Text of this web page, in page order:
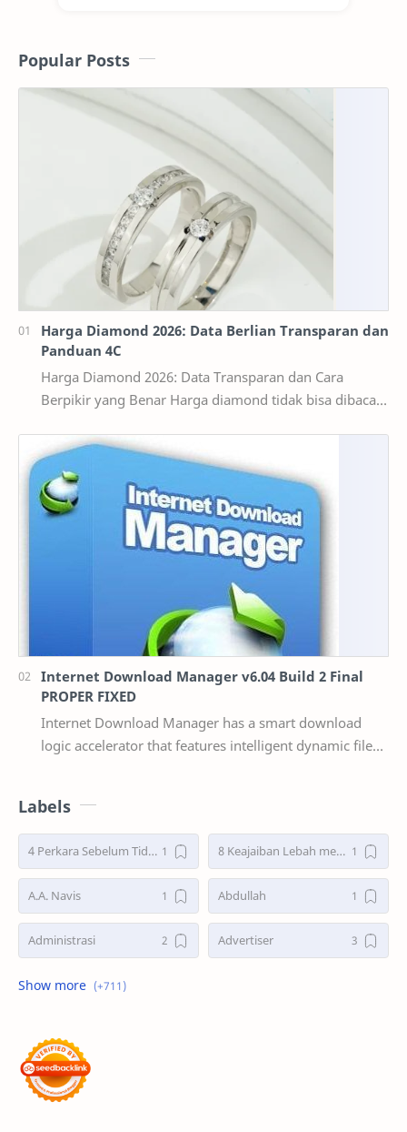
Popular Posts
Harga Diamond 2026: Data Berlian Transparan dan
Panduan 4C
Harga Diamond 2026: Data Transparan dan Cara
Berpikir yang Benar Harga diamond tidak bisa dibaca
Internet Download Manager v6.04 Build 2 Final
PROPER FIXED
Internet Download Manager has a smart download
logic accelerator that features intelligent dynamic file
Labels
4 Perkara Sebelum Tidur 8 Keajaiban Lebah menurut Al-Qur’an part 2
A.A. Navis Abdullah
Administrasi Advertiser
Advertorial
Akhirat